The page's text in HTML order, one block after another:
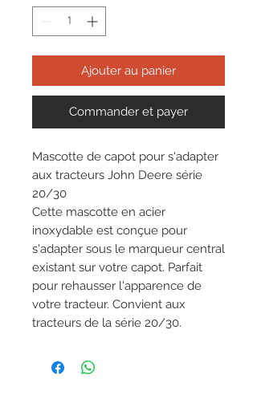
Ajouter au panier
Commander et payer
Mascotte de capot pour s'adapter
aux tracteurs John Deere série
20/30
Cette mascotte en acier
inoxydable est conçue pour
s'adapter sous le marqueur central
existant sur votre capot. Parfait
pour rehausser l'apparence de
votre tracteur. Convient aux
tracteurs de la série 20/30.